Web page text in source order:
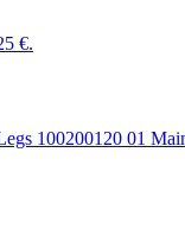
€.